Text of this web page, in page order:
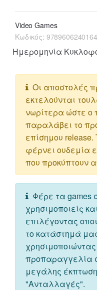
Video Games
Κωδικός: 9789606240164
Ημερομηνία
Οι αποστολές
εκτελούνται
νωρίτερα ώστε ο
παραλάβει το
επίσημου
φέρνει ουδεμία
που προκύπτουν
Φέρε τα games
χρησιμοποιείς
επιλέγοντας
το κατάστημά
προπαραγγελία
μεγάλης
"Ανταλλαγές".